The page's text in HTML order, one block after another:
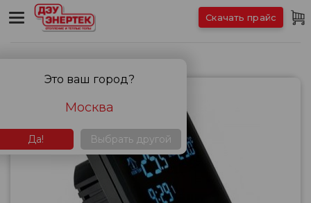
Терморегуляторы Скачать прайс
Это ваш город?
Москва
Да! Выбрать другой